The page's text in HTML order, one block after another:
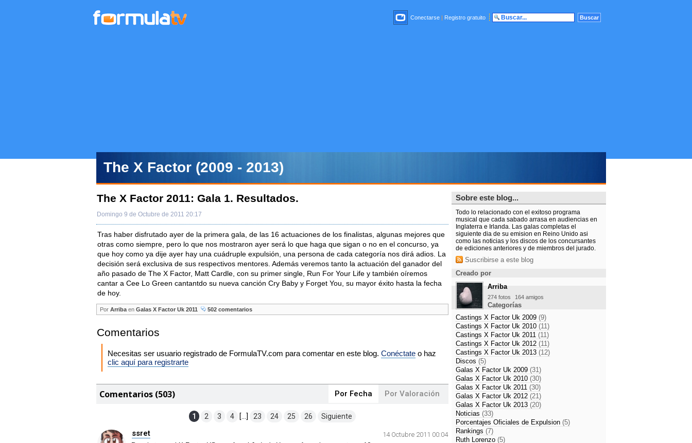
Conectarse | Registro gratuito
The X Factor (2009 - 2013)
The X Factor 2011: Gala 1. Resultados.
Domingo 9 de Octubre de 2011 20:17
Tras haber disfrutado ayer de la primera gala, de las 16 actuaciones de los finalistas, algunas mejores que
otras como siempre, pero lo que nos mostraron ayer será lo que haga que sigan o no en el concurso, ya
que hoy como ya dije ayer hay una cuádruple expulsión, una persona de cada categoría nos dirá adios. La
decisión será exclusiva de sus respectivos mentores. Además veremos tanto la actuación del ganador del
año pasado de The X Factor, Matt Cardle, con su primer single, Run For Your Life y también oíremos
cantar a Cee Lo Green cantantdo su nueva canción Cry Baby y Forget You, su mayor éxito hasta la fecha
de hoy.
Por Arriba en Galas X Factor Uk 2011 502 comentarios
Comentarios
Necesitas ser usuario registrado de FormulaTV.com para comentar en este blog. Conéctate o haz
clic aquí para registrarte
Comentarios (503) Por Fecha Por Valoración
1 2 3 4 [...] 23 24 25 26 Siguiente
ssret
14 Octubre 2011 00:04
Sobre este blog...
Todo lo relacionado con el exitoso programa
musical que cada sabado arrasa en audiencias en
Inglaterra e Irlanda. Las galas completas el
siguiente dia de su emision en Reino Unido asi
como las noticias y los discos de los concursantes
de ediciones anteriores y de miembros del jurado.
Suscribirse a este blog
Creado por
Arriba
274 fotos 164 amigos
Categorías
Castings X Factor Uk 2009 (9)
Castings X Factor Uk 2010 (11)
Castings X Factor Uk 2011 (11)
Castings X Factor Uk 2012 (11)
Castings X Factor Uk 2013 (12)
Discos (5)
Galas X Factor Uk 2009 (31)
Galas X Factor Uk 2010 (30)
Galas X Factor Uk 2011 (30)
Galas X Factor Uk 2012 (21)
Galas X Factor Uk 2013 (20)
Noticias (33)
Porcentajes Oficiales de Expulsion (5)
Rankings (7)
Ruth Lorenzo (5)